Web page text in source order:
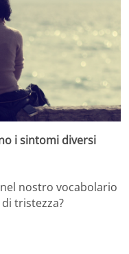
i sintomi diversi
nostro vocabolario
tristezza?